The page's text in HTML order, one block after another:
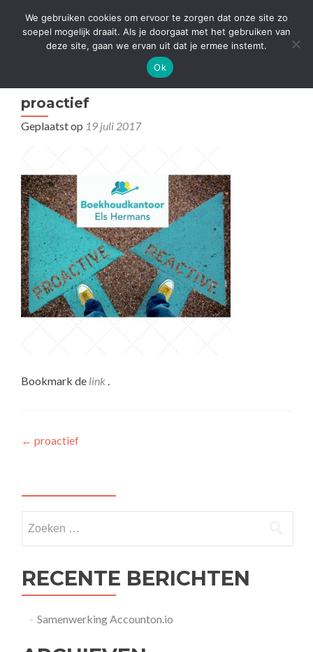
Boekhoudkantoor Hermans Els
proactief
Geplaatst op 19 juli 2017
Bookmark de link .
Bericht
← proactief
naar:
RECENTE BERICHTEN
Samenwerking Accounton.io
We gebruiken cookies om ervoor te zorgen dat onze site zo
soepel mogelijk draait. Als je doorgaat met het gebruiken van
deze site, gaan we ervan uit dat je ermee instemt.
Ok